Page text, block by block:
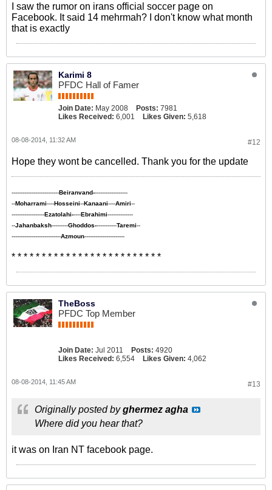
I saw the rumor on irans official soccer page on
Facebook. It said 14 mehrmah? I don't know what month
that is exactly
Karimi 8
PFDC Hall of Famer
Join Date: May 2008 Posts: 7981
Likes Received: 6,001 Likes Given: 5,618
#12
08-08-2014, 11:32 AM
Hope they wont be cancelled. Thank you for the update
--------------------------Beiranvand-------------------
--Moharrami----Hosseini--Kanaani----Amiri--
------------------Ezatolahi-----Ebrahimi--------------
--Jahanbaksh---------Ghoddos------------Taremi--
---------------------------Azmoun----------------------
* * * * * * * * * * * * * * * * * * * * * * * * *
TheBoss
PFDC Top Member
Join Date: Jul 2011 Posts: 4920
Likes Received: 6,554 Likes Given: 4,062
#13
08-08-2014, 11:45 AM
Originally posted byghermez agha
Where did you hear that?
it was on Iran NT facebook page.